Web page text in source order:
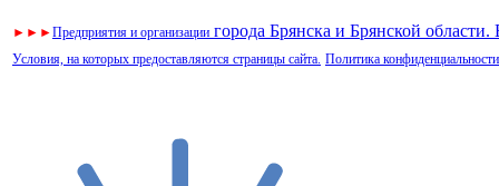
► ► ►Предприятия и организации города Брянска и Брянской
Условия, на которых предоставляются страницы сайта. Политика конфиденциальности